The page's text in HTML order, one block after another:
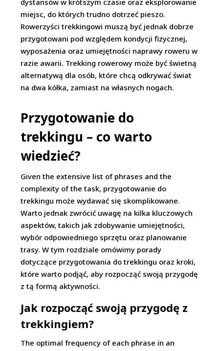
dystansów w krótszym czasie oraz eksplorowanie
miejsc, do których trudno dotrzeć pieszo.
Rowerzyści trekkingowi muszą być jednak dobrze
przygotowani pod względem kondycji fizycznej,
wyposażenia oraz umiejętności naprawy roweru w
razie awarii. Trekking rowerowy może być świetną
alternatywą dla osób, które chcą odkrywać świat
na dwa kółka, zamiast na własnych nogach.
Przygotowanie do
trekkingu – co warto
wiedzieć?
Given the extensive list of phrases and the
complexity of the task, przygotowanie do
trekkingu może wydawać się skomplikowane.
Warto jednak zwrócić uwagę na kilka kluczowych
aspektów, takich jak zdobywanie umiejętności,
wybór odpowiedniego sprzętu oraz planowanie
trasy. W tym rozdziale omówimy porady
dotyczące przygotowania do trekkingu oraz kroki,
które warto podjąć, aby rozpocząć swoją przygodę
z tą formą aktywności.
Jak rozpocząć swoją przygodę z
trekkingiem?
The optimal frequency of each phrase in an